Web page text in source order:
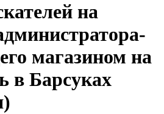
на
магазином на
в Барсуках